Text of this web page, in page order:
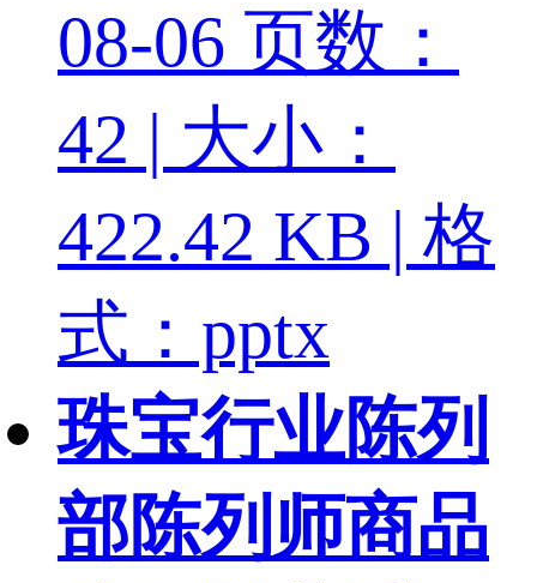
08-06 页数：
42 | 大小：
422.42 KB | 格
式：pptx
珠宝行业陈列
部陈列师商品